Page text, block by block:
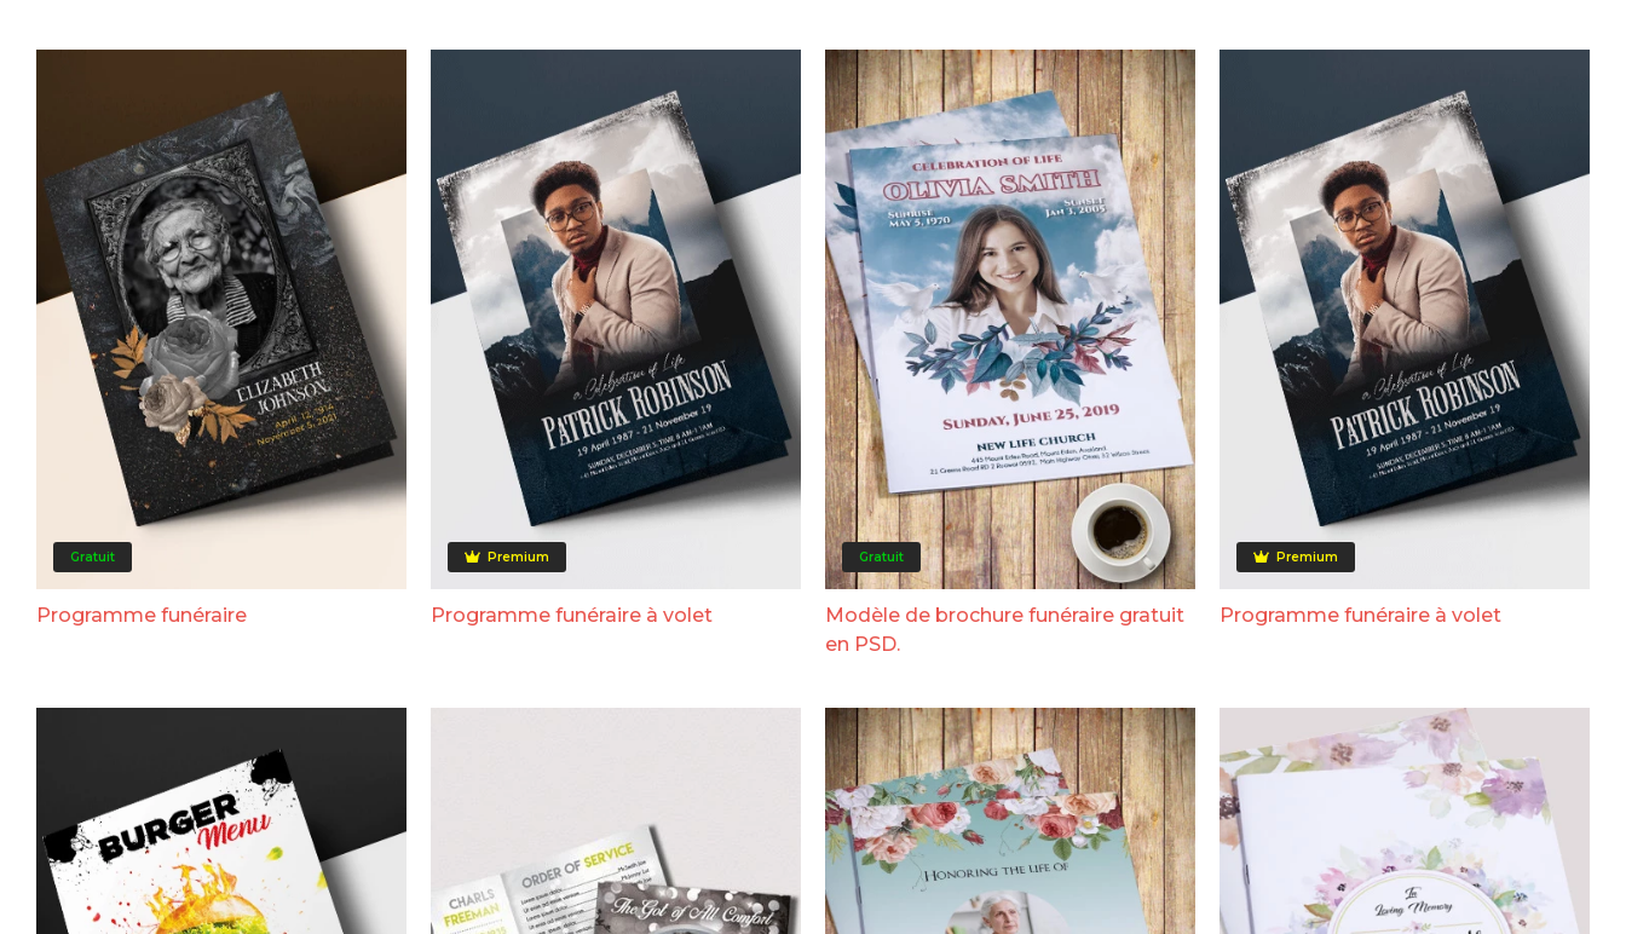
Gratuit
Programme funéraire
Premium
Programme funéraire à volet
Gratuit
Modèle de brochure funéraire gratuit
en PSD.
Premium
Programme funéraire à volet